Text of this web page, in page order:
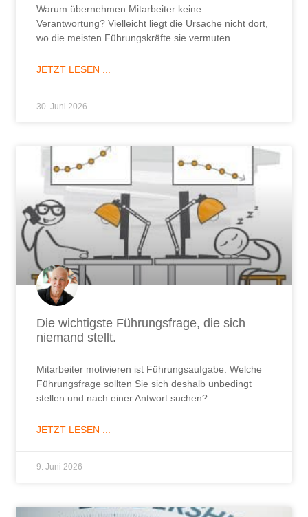
Warum übernehmen Mitarbeiter keine
Verantwortung? Vielleicht liegt die Ursache nicht dort,
wo die meisten Führungskräfte sie vermuten.
JETZT LESEN ...
30. Juni 2026
Die wichtigste Führungsfrage, die sich
niemand stellt.
Mitarbeiter motivieren ist Führungsaufgabe. Welche
Führungsfrage sollten Sie sich deshalb unbedingt
stellen und nach einer Antwort suchen?
JETZT LESEN ...
9. Juni 2026